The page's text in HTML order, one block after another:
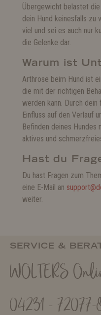
Übergewicht belastet
dein Hund keinesfalls zu
viel und sei es auch nur
die Gelenke dar.
Warum ist
Arthrose beim Hund ist
die mit der richtigen
werden kann. Durch
Einfluss auf den Verlauf
Befinden deines
aktives und
Hast du
Du hast Fragen zum
eine E-Mail an
weiter.
SERVICE &
WOLTERS
04231 - 72077-